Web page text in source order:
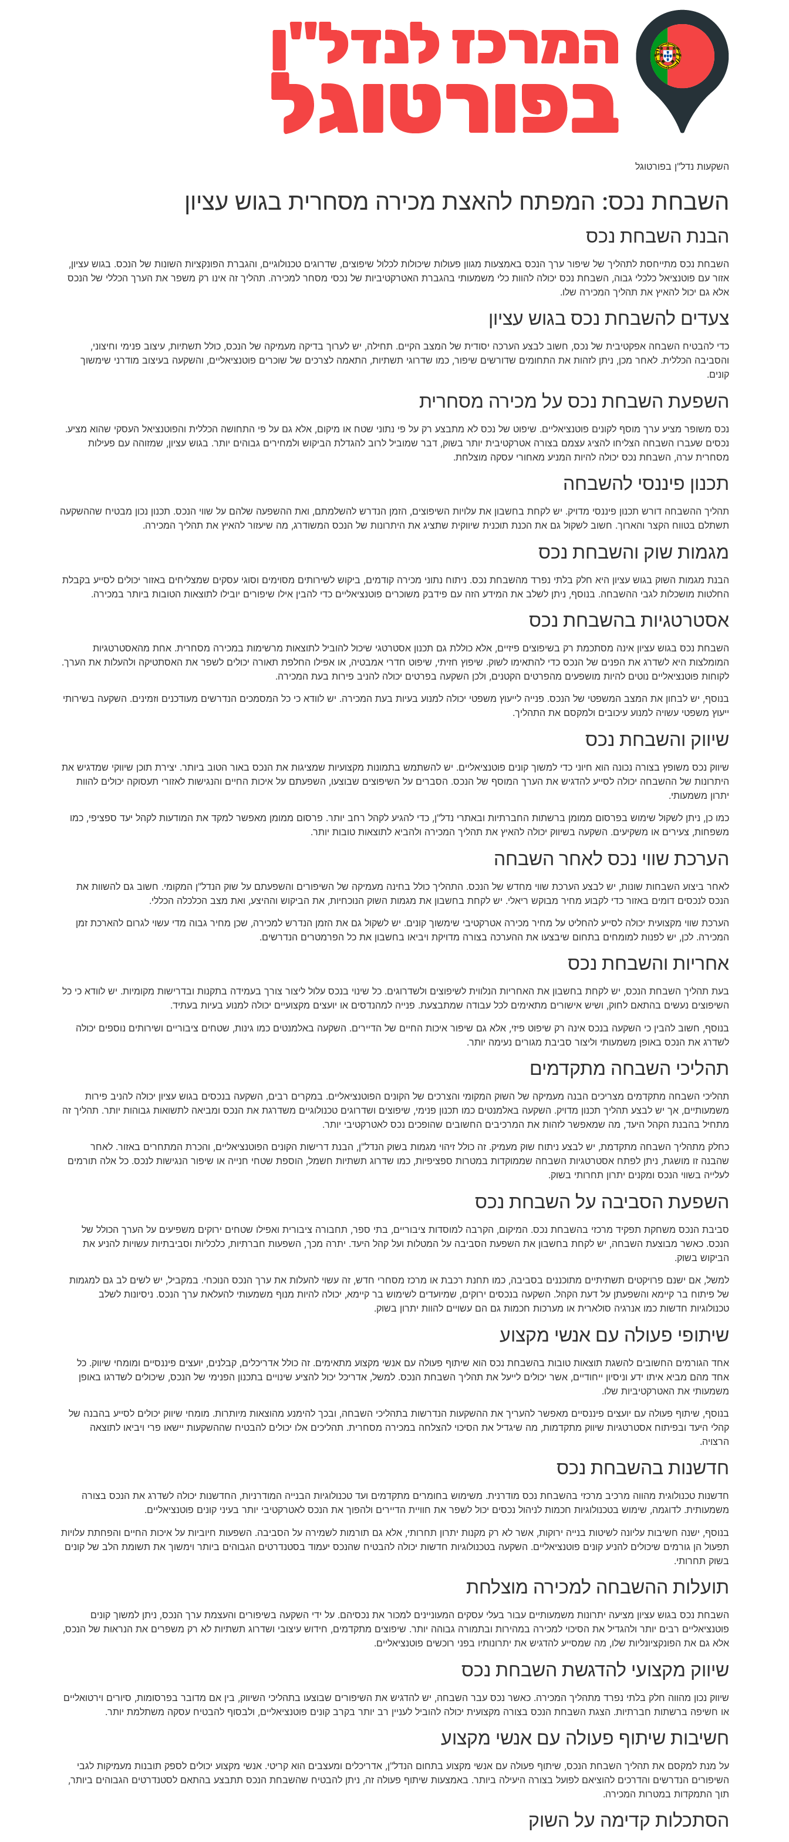
השקעות נדל"ן בפורטוגל
השבחת נכס: המפתח להאצת מכירה מסחרית בגוש עציון
הבנת השבחת נכס
השבחת נכס מתייחסת לתהליך של שיפור ערך הנכס באמצעות מגוון פעולות שיכולות לכלול שיפוצים, שדרוגים טכנולוגיים, והגברת הפונקציות השונות של הנכס. בגוש עציון,
אזור עם פוטנציאל כלכלי גבוה, השבחת נכס יכולה להוות כלי משמעותי בהגברת האטרקטיביות של נכסי מסחר למכירה. תהליך זה אינו רק משפר את הערך הכללי של הנכס
אלא גם יכול להאיץ את תהליך המכירה שלו.
צעדים להשבחת נכס בגוש עציון
כדי להבטיח השבחה אפקטיבית של נכס, חשוב לבצע הערכה יסודית של המצב הקיים. תחילה, יש לערוך בדיקה מעמיקה של הנכס, כולל תשתיות, עיצוב פנימי וחיצוני,
והסביבה הכללית. לאחר מכן, ניתן לזהות את התחומים שדורשים שיפור, כמו שדרוגי תשתיות, התאמה לצרכים של שוכרים פוטנציאליים, והשקעה בעיצוב מודרני שימשוך
קונים.
השפעת השבחת נכס על מכירה מסחרית
נכס משופר מציע ערך מוסף לקונים פוטנציאליים. שיפוט של נכס לא מתבצע רק על פי נתוני שטח או מיקום, אלא גם על פי התחושה הכללית והפוטנציאל העסקי שהוא מציע.
נכסים שעברו השבחה הצליחו להציג עצמם בצורה אטרקטיבית יותר בשוק, דבר שמוביל לרוב להגדלת הביקוש ולמחירים גבוהים יותר. בגוש עציון, שמזוהה עם פעילות
מסחרית ערה, השבחת נכס יכולה להיות המניע מאחורי עסקה מוצלחת.
תכנון פיננסי להשבחה
תהליך ההשבחה דורש תכנון פיננסי מדויק. יש לקחת בחשבון את עלויות השיפוצים, הזמן הנדרש להשלמתם, ואת ההשפעה שלהם על שווי הנכס. תכנון נכון מבטיח שההשקעה
תשתלם בטווח הקצר והארוך. חשוב לשקול גם את הכנת תוכנית שיווקית שתציג את היתרונות של הנכס המשודרג, מה שיעזור להאיץ את תהליך המכירה.
מגמות שוק והשבחת נכס
הבנת מגמות השוק בגוש עציון היא חלק בלתי נפרד מהשבחת נכס. ניתוח נתוני מכירה קודמים, ביקוש לשירותים מסוימים וסוגי עסקים שמצליחים באזור יכולים לסייע בקבלת
החלטות מושכלות לגבי ההשבחה. בנוסף, ניתן לשלב את המידע הזה עם פידבק משוכרים פוטנציאליים כדי להבין אילו שיפורים יובילו לתוצאות הטובות ביותר במכירה.
אסטרטגיות בהשבחת נכס
השבחת נכס בגוש עציון אינה מסתכמת רק בשיפוצים פיזיים, אלא כוללת גם תכנון אסטרטגי שיכול להוביל לתוצאות מרשימות במכירה מסחרית. אחת מהאסטרטגיות
המומלצות היא לשדרג את הפנים של הנכס כדי להתאימו לשוק. שיפוץ חזיתי, שיפוט חדרי אמבטיה, או אפילו החלפת תאורה יכולים לשפר את האסתטיקה ולהעלות את הערך.
לקוחות פוטנציאליים נוטים להיות מושפעים מהפרטים הקטנים, ולכן השקעה בפרטים יכולה להניב פירות בעת המכירה.
בנוסף, יש לבחון את המצב המשפטי של הנכס. פנייה לייעוץ משפטי יכולה למנוע בעיות בעת המכירה. יש לוודא כי כל המסמכים הנדרשים מעודכנים וזמינים. השקעה בשירותי
ייעוץ משפטי עשויה למנוע עיכובים ולמקסם את התהליך.
שיווק והשבחת נכס
שיווק נכס משופץ בצורה נכונה הוא חיוני כדי למשוך קונים פוטנציאליים. יש להשתמש בתמונות מקצועיות שמציגות את הנכס באור הטוב ביותר. יצירת תוכן שיווקי שמדגיש את
היתרונות של ההשבחה יכולה לסייע להדגיש את הערך המוסף של הנכס. הסברים על השיפוצים שבוצעו, השפעתם על איכות החיים והנגישות לאזורי תעסוקה יכולים להוות
יתרון משמעותי.
כמו כן, ניתן לשקול שימוש בפרסום ממומן ברשתות החברתיות ובאתרי נדל"ן, כדי להגיע לקהל רחב יותר. פרסום ממומן מאפשר למקד את המודעות לקהל יעד ספציפי, כמו
משפחות, צעירים או משקיעים. השקעה בשיווק יכולה להאיץ את תהליך המכירה ולהביא לתוצאות טובות יותר.
הערכת שווי נכס לאחר השבחה
לאחר ביצוע השבחות שונות, יש לבצע הערכת שווי מחדש של הנכס. התהליך כולל בחינה מעמיקה של השיפורים והשפעתם על שוק הנדל"ן המקומי. חשוב גם להשוות את
הנכס לנכסים דומים באזור כדי לקבוע מחיר מבוקש ריאלי. יש לקחת בחשבון את מגמות השוק הנוכחיות, את הביקוש וההיצע, ואת מצב הכלכלה הכללי.
הערכת שווי מקצועית יכולה לסייע להחליט על מחיר מכירה אטרקטיבי שימשוך קונים. יש לשקול גם את הזמן הנדרש למכירה, שכן מחיר גבוה מדי עשוי לגרום להארכת זמן
המכירה. לכן, יש לפנות למומחים בתחום שיבצעו את ההערכה בצורה מדויקת ויביאו בחשבון את כל הפרמטרים הנדרשים.
אחריות והשבחת נכס
בעת תהליך השבחת הנכס, יש לקחת בחשבון את האחריות הנלווית לשיפוצים ולשדרוגים. כל שינוי בנכס עלול ליצור צורך בעמידה בתקנות ובדרישות מקומיות. יש לוודא כי כל
השיפוצים נעשים בהתאם לחוק, ושיש אישורים מתאימים לכל עבודה שמתבצעת. פנייה למהנדסים או יועצים מקצועיים יכולה למנוע בעיות בעתיד.
בנוסף, חשוב להבין כי השקעה בנכס אינה רק שיפוט פיזי, אלא גם שיפור איכות החיים של הדיירים. השקעה באלמנטים כמו גינות, שטחים ציבוריים ושירותים נוספים יכולה
לשדרג את הנכס באופן משמעותי וליצור סביבת מגורים נעימה יותר.
תהליכי השבחה מתקדמים
תהליכי השבחה מתקדמים מצריכים הבנה מעמיקה של השוק המקומי והצרכים של הקונים הפוטנציאליים. במקרים רבים, השקעה בנכסים בגוש עציון יכולה להניב פירות
משמעותיים, אך יש לבצע תהליך תכנון מדויק. השקעה באלמנטים כמו תכנון פנימי, שיפוצים ושדרוגים טכנולוגיים משדרגת את הנכס ומביאה לתשואות גבוהות יותר. תהליך זה
מתחיל בהבנת הקהל היעד, מה שמאפשר לזהות את המרכיבים החשובים שהופכים נכס לאטרקטיבי יותר.
כחלק מתהליך השבחה מתקדמת, יש לבצע ניתוח שוק מעמיק. זה כולל זיהוי מגמות בשוק הנדל"ן, הבנת דרישות הקונים הפוטנציאליים, והכרת המתחרים באזור. לאחר
שהבנה זו מושגת, ניתן לפתח אסטרטגיות השבחה שממוקדות במטרות ספציפיות, כמו שדרוג תשתיות חשמל, הוספת שטחי חנייה או שיפור הנגישות לנכס. כל אלה תורמים
לעלייה בשווי הנכס ומקנים יתרון תחרותי בשוק.
השפעת הסביבה על השבחת נכס
סביבת הנכס משחקת תפקיד מרכזי בהשבחת נכס. המיקום, הקרבה למוסדות ציבוריים, בתי ספר, תחבורה ציבורית ואפילו שטחים ירוקים משפיעים על הערך הכולל של
הנכס. כאשר מבוצעת השבחה, יש לקחת בחשבון את השפעת הסביבה על המטלות ועל קהל היעד. יתרה מכך, השפעות חברתיות, כלכליות וסביבתיות עשויות להניע את
הביקוש בשוק.
למשל, אם ישנם פרויקטים תשתיתיים מתוכננים בסביבה, כמו תחנת רכבת או מרכז מסחרי חדש, זה עשוי להעלות את ערך הנכס הנוכחי. במקביל, יש לשים לב גם למגמות
של פיתוח בר קיימא והשפעתן על דעת הקהל. השקעה בנכסים ירוקים, שמיועדים לשימוש בר קיימא, יכולה להיות מנוף משמעותי להעלאת ערך הנכס. ניסיונות לשלב
טכנולוגיות חדשות כמו אנרגיה סולארית או מערכות חכמות גם הם עשויים להוות יתרון בשוק.
שיתופי פעולה עם אנשי מקצוע
אחד הגורמים החשובים להשגת תוצאות טובות בהשבחת נכס הוא שיתוף פעולה עם אנשי מקצוע מתאימים. זה כולל אדריכלים, קבלנים, יועצים פיננסיים ומומחי שיווק. כל
אחד מהם מביא איתו ידע וניסיון ייחודיים, אשר יכולים לייעל את תהליך השבחת הנכס. למשל, אדריכל יכול להציע שינויים בתכנון הפנימי של הנכס, שיכולים לשדרגו באופן
משמעותי את האטרקטיביות שלו.
בנוסף, שיתוף פעולה עם יועצים פיננסיים מאפשר להעריך את ההשקעות הנדרשות בתהליכי השבחה, ובכך להימנע מהוצאות מיותרות. מומחי שיווק יכולים לסייע בהבנה של
קהלי היעד ובפיתוח אסטרטגיות שיווק מתקדמות, מה שיגדיל את הסיכוי להצלחה במכירה מסחרית. תהליכים אלו יכולים להבטיח שההשקעות יישאו פרי ויביאו לתוצאה
הרצויה.
חדשנות בהשבחת נכס
חדשנות טכנולוגית מהווה מרכיב מרכזי בהשבחת נכס מודרנית. משימוש בחומרים מתקדמים ועד טכנולוגיות הבנייה המודרניות, החדשנות יכולה לשדרג את הנכס בצורה
משמעותית. לדוגמה, שימוש בטכנולוגיות חכמות לניהול נכסים יכול לשפר את חוויית הדיירים ולהפוך את הנכס לאטרקטיבי יותר בעיני קונים פוטנציאליים.
בנוסף, ישנה חשיבות עליונה לשיטות בנייה ירוקות, אשר לא רק מקנות יתרון תחרותי, אלא גם תורמות לשמירה על הסביבה. השפעות חיוביות על איכות החיים והפחתת עלויות
תפעול הן גורמים שיכולים להניע קונים פוטנציאליים. השקעה בטכנולוגיות חדשות יכולה להבטיח שהנכס יעמוד בסטנדרטים הגבוהים ביותר וימשוך את תשומת הלב של קונים
בשוק תחרותי.
תועלות ההשבחה למכירה מוצלחת
השבחת נכס בגוש עציון מציעה יתרונות משמעותיים עבור בעלי עסקים המעוניינים למכור את נכסיהם. על ידי השקעה בשיפורים והעצמת ערך הנכס, ניתן למשוך קונים
פוטנציאליים רבים יותר ולהגדיל את הסיכוי למכירה במהירות ובתמורה גבוהה יותר. שיפוצים מתקדמים, חידוש עיצובי ושדרוג תשתיות לא רק משפרים את הנראות של הנכס,
אלא גם את הפונקציונליות שלו, מה שמסייע להדגיש את יתרונותיו בפני רוכשים פוטנציאליים.
שיווק מקצועי להדגשת השבחת נכס
שיווק נכון מהווה חלק בלתי נפרד מתהליך המכירה. כאשר נכס עבר השבחה, יש להדגיש את השיפורים שבוצעו בתהליכי השיווק, בין אם מדובר בפרסומות, סיורים וירטואליים
או חשיפה ברשתות חברתיות. הצגת השבחת הנכס בצורה מקצועית יכולה להוביל לעניין רב יותר בקרב קונים פוטנציאליים, ולבסוף להבטיח עסקה משתלמת יותר.
חשיבות שיתוף פעולה עם אנשי מקצוע
על מנת למקסם את תהליך השבחת הנכס, שיתוף פעולה עם אנשי מקצוע בתחום הנדל"ן, אדריכלים ומעצבים הוא קריטי. אנשי מקצוע יכולים לספק תובנות מעמיקות לגבי
השיפורים הנדרשים והדרכים להוציאם לפועל בצורה היעילה ביותר. באמצעות שיתוף פעולה זה, ניתן להבטיח שהשבחת הנכס תתבצע בהתאם לסטנדרטים הגבוהים ביותר,
תוך התמקדות במטרות המכירה.
הסתכלות קדימה על השוק